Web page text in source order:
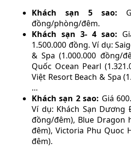
Khách sạn 5 sao:
đồng/phòng/đêm.
Khách sạn 3- 4 sao:
1.500.000 đồng. Ví dụ:
& Spa (1.000.000 đồng/
Quốc Ocean Pearl
Việt Resort Beach & Spa
…
Khách sạn 2 sao: Giá
Ví dụ: Khách Sạn Dương
đồng/đêm), Blue Dragon
đêm), Victoria Phu Quoc
đêm).